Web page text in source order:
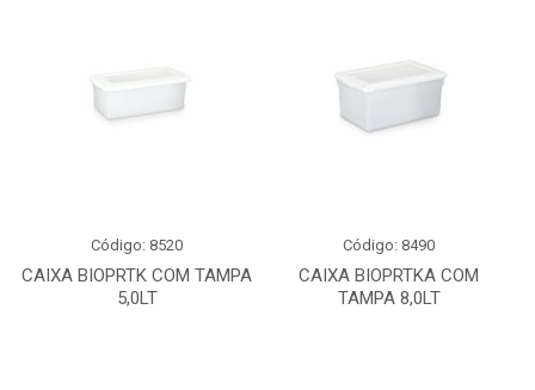
CAIXA BIOPRTK COM TAMPA
5,0LT
Código: 8520
CAIXA BIOPRTKA COM
TAMPA 8,0LT
Código: 8490